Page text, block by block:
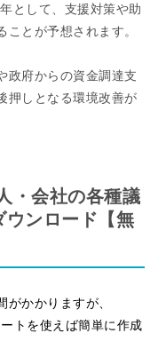
として、支援対策や助
とが予想されます。
政府からの資金調達支
押しとなる環境改善が
・会社の各種議
ウンロード【無
かかりますが、
トを使えば簡単に作成